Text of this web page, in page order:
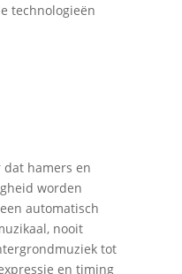
technologieën
dat hamers en
worden
automatisch
nooit
tot
en timing